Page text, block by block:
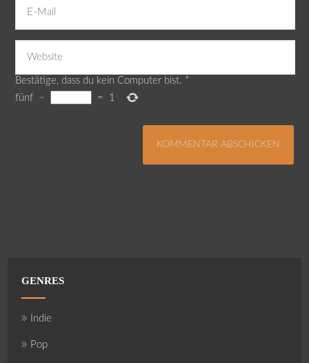
Bestätige, dass du kein Computer bist. *
fünf
− = 1
GENRES
Indie
Pop